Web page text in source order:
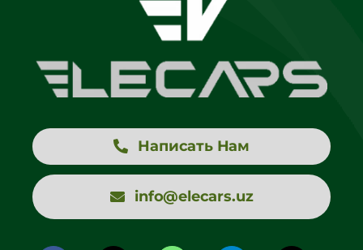
Написать Нам
info@elecars.uz